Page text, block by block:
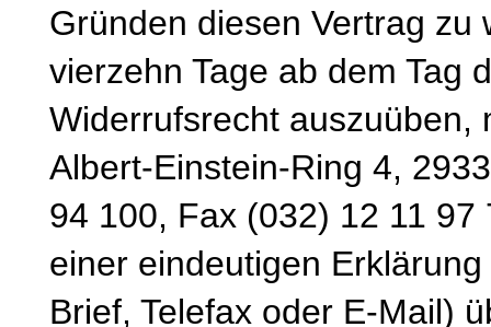
Gründen diesen Vertrag
vierzehn Tage ab dem Tag
Widerrufsrecht auszuüben,
Albert-Einstein-Ring 4,
94 100, Fax (032) 12 11
einer eindeutigen
Brief, Telefax oder E-Mail)